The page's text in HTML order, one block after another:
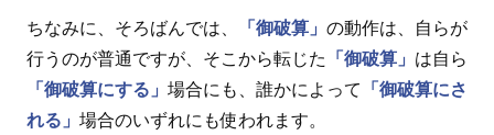
ちなみに、そろばんでは、 「御破算」 の動作は、自らが
行うのが普通ですが、そこから転じた
「御破算」 は自ら
「御破算にする」 場合にも、誰かによって
「御破算にさ
れる」 場合のいずれにも使われます。